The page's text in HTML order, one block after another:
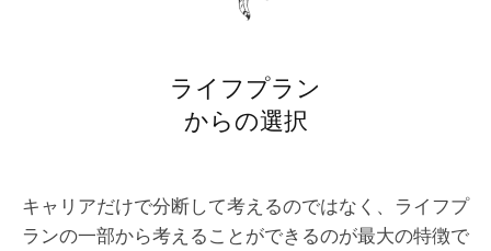
ライフプラン
からの選択
キャリアだけで分断して考えるのではなく、ライフプ
ランの一部から考えることができるのが最大の特徴で